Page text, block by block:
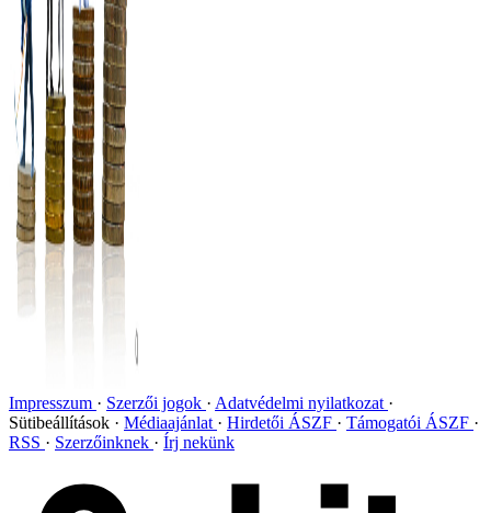
Impresszum Szerzői jogok
Adatvédelmi nyilatkozat
Sütibeállítások
Médiaajánlat Hirdetői ÁSZF
Támogatói ÁSZF
RSS
Szerzőinknek Írj nekünk